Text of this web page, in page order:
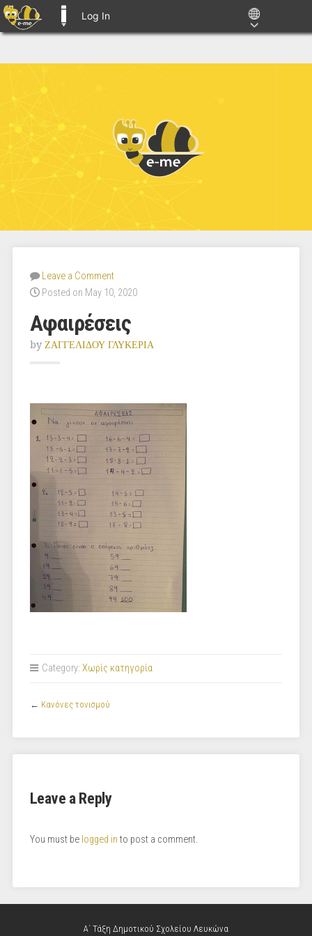
Log In
Leave a Comment
Posted on May 10, 2020
Αφαιρέσεις
by ΖΑΓΓΕΛΙΔΟΥ ΓΛΥΚΕΡΙΑ
Category: Χωρίς κατηγορία
← Kανόνες τονισμού
Leave a Reply
You must be logged in to post a comment.
Α΄ Τάξη Δημοτικού Σχολείου Λευκώνα